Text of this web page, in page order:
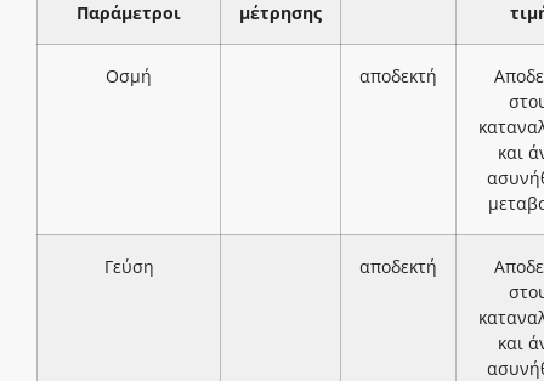
Παράμετροι
μέτρησης
Οσμή αποδεκτή
και
Γεύση αποδεκτή
και